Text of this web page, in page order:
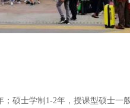
硕士学制1-2年，授课型硕士